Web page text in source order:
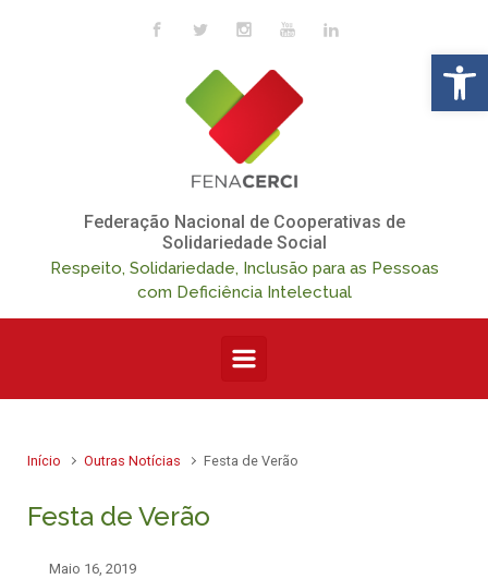
Skip to main content
Federação Nacional de Cooperativas de
Solidariedade Social
Respeito, Solidariedade, Inclusão para as Pessoas
com Deficiência Intelectual
Início Outras Notícias Festa de Verão
Festa de Verão
Maio 16, 2019